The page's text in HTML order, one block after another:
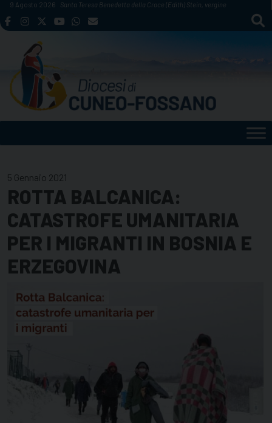
Skip
to
9 Agosto 2026 Santa Teresa Benedetta della Croce (Edith) Stein, vergine
5 Gennaio 2021
ROTTA BALCANICA:
CATASTROFE UMANITARIA
PER I MIGRANTI IN BOSNIA E
ERZEGOVINA